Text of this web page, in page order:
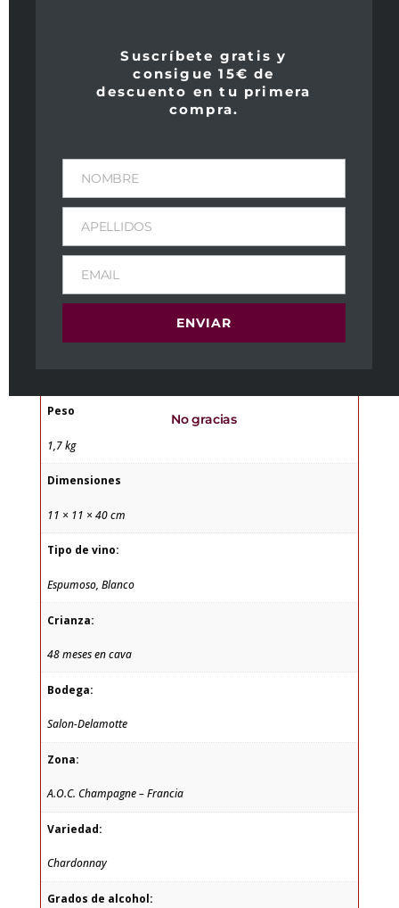
Peso
1,7 kg
Dimensiones
11 × 11 × 40 cm
Tipo de vino:
Espumoso, Blanco
Crianza:
48 meses en cava
Bodega:
Salon-Delamotte
Zona:
A.O.C. Champagne – Francia
Variedad:
Chardonnay
Grados de alcohol:
Suscríbete gratis y
consigue 15€ de
descuento en tu primera
compra.
NOMBRE
APELLIDOS
EMAIL
ENVIAR
No gracias